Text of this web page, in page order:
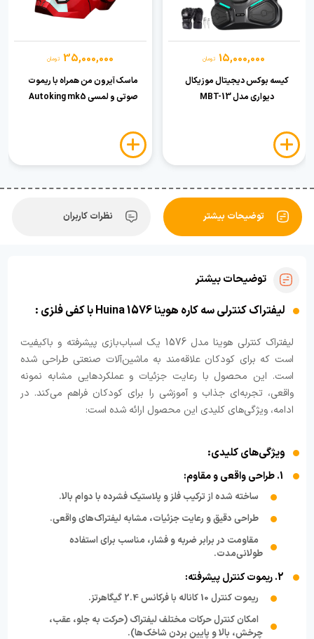
15,000,000 تومان
کیسه بوکس دیجیتال موزیکال
دیواری مدل MBT-13
35,000,000 تومان
ماسک آیرون من همراه با ریموت
صوتی و لمسی Autoking mk5
توضیحات بیشتر نظرات کاربران
توضیحات بیشتر
لیفتراک کنترلی سه کاره هوینا Huina 1576 با کفی فلزی :
لیفتراک کنترلی هوینا مدل 1576 یک اسباب‌بازی پیشرفته و باکیفیت
است که برای کودکان علاقه‌مند به ماشین‌آلات صنعتی طراحی شده
است. این محصول با رعایت جزئیات و عملکردهایی مشابه نمونه
واقعی، تجربه‌ای جذاب و آموزشی را برای کودکان فراهم می‌کند. در
ادامه، ویژگی‌های کلیدی این محصول ارائه شده است:
ویژگی‌های کلیدی:
ساخته شده از ترکیب فلز و پلاستیک فشرده با دوام بالا.
طراحی دقیق و رعایت جزئیات، مشابه لیفتراک‌های واقعی.
مقاومت در برابر ضربه و فشار، مناسب برای استفاده
طولانی‌مدت.
2. ریموت کنترل پیشرفته:
ریموت کنترل 10 کاناله با فرکانس 2.4 گیگاهرتز.
امکان کنترل حرکات مختلف لیفتراک (حرکت به جلو، عقب،
چرخش، بالا و پایین بردن شاخک‌ها).